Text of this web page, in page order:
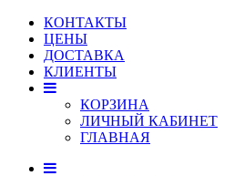
КОНТАКТЫ
ЦЕНЫ
ДОСТАВКА
КЛИЕНТЫ
КОРЗИНА
ЛИЧНЫЙ КАБИНЕТ
ГЛАВНАЯ